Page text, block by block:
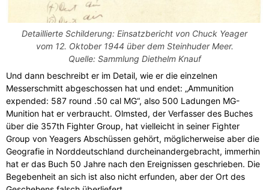
Detaillierte Schilderung: Einsatzbericht von Chuck Yeager
vom 12. Oktober 1944 über dem Steinhuder Meer.
Quelle: Sammlung Diethelm Knauf
Und dann beschreibt er im Detail, wie er die einzelnen
Messerschmitt abgeschossen hat und endet: „Ammunition
expended: 587 round .50 cal MG“, also 500 Ladungen MG-
Munition hat er verbraucht. Olmsted, der Verfasser des Buches
über die 357th Fighter Group, hat vielleicht in seiner Fighter
Group von Yeagers Abschüssen gehört, möglicherweise aber die
Geografie in Norddeutschland durcheinandergebracht, immerhin
hat er das Buch 50 Jahre nach den Ereignissen geschrieben. Die
Begebenheit an sich ist also nicht erfunden, aber der Ort des